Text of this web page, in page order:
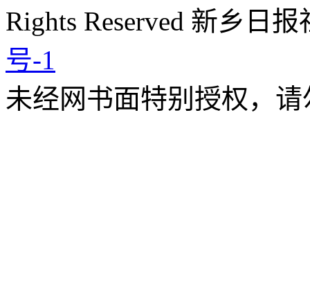
Rights Reserved 新乡日
号-1
未经网书面特别授权，